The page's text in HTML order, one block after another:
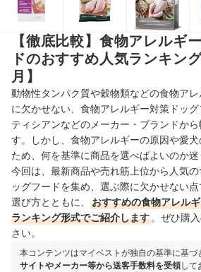
【徹底比較】食物アレルギ
ドのおすすめ人気ランキン
月】
動物性タンパク質や穀物類などの食物ア
に欠かせない、食物アレルギー対策ドッ
ティシアンなどのメーカー・ブランドか
す。しかし、食物アレルギーの原因や愛
ため、何を基準に商品を選べばよいのか迷
今回は、最新商品や売れ筋上位から人気
ッグフードを集め、選ぶ際に欠かせない点
選び方とともに、
おすすめの食物アレル
ランキング形式でご紹介します 。ぜひ購
さい。
本コンテンツはマイベストが独自の基準に基づ
サイトやメーカー等から送客手数料を受領して